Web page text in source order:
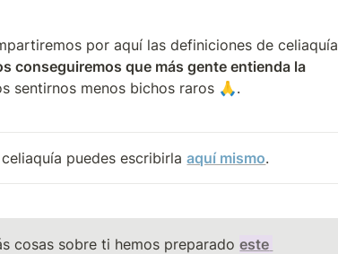
por aquí las definiciones de celiaquía
conseguiremos que más gente entienda la
sentirnos menos bichos raros 🙏.
puedes escribirla aquí mismo.
cosas sobre ti hemos preparado este